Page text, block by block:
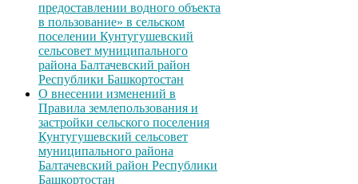
предоставлении водного объекта
в пользование» в сельском
поселении Кунтугушевский
сельсовет муниципального
района Балтачевский район
Республики Башкортостан
О внесении изменений в
Правила землепользования и
застройки сельского поселения
Кунтугушевский сельсовет
муниципального района
Балтачевский район Республики
Башкортостан